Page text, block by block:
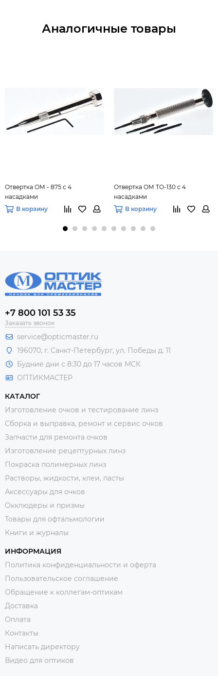
Аналогичные товары
Отвертка ОМ - 875 с 4
насадками
В корзину
Отвертка ОМ ТО-130 с 4
насадками
В корзину
+7 800 101 53 35
Заказать звонок
service@opticmaster.ru
196070, г. Санкт-Петербург, ул. Победы д. 11
Будние дни с 8:30 до 17 часов МСК
ОПТИКМАСТЕР
КАТАЛОГ
Изготовление очков и тестирование линз
Сборка и выправка, ремонт и сервис очков
Запчасти для ремонта очков
Изготовление рецептурных линз
Покраска полимерных линз
Растворы, жидкости, клеи, пасты
Аксессуары для очков
Окклюдеры и призмы
Товары для офтальмологии
Книги и журналы
ИНФОРМАЦИЯ
Политика конфиденциальности и оферта
Пользовательское соглашение
Обращение к коллегам-оптикам
Доставка
Оплата
Контакты
Написать директору
Видео для оптиков